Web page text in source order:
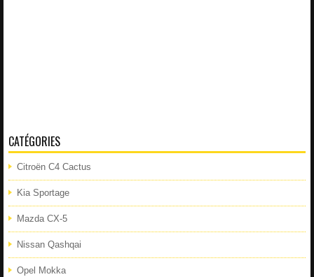
CATÉGORIES
Citroën C4 Cactus
Kia Sportage
Mazda CX-5
Nissan Qashqai
Opel Mokka